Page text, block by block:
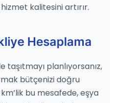
kalitesini artırır.
Hesaplama
taşıtmayı planlıyorsanız,
bütçenizi doğru
bu mesafede, eşya